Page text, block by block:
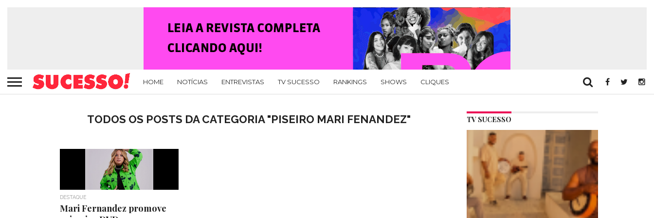
HOME NOTÍCIAS ENTREVISTAS TV SUCESSO RANKINGS SHOWS CLIQUES
TODOS OS POSTS DA CATEGORIA "PISEIRO MARI FENANDEZ"
DESTAQUE
Mari Fernandez promove
TV SUCESSO